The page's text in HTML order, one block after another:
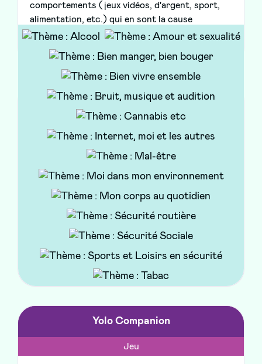
comportements (jeux vidéos, d'argent, sport,
alimentation, etc.) qui en sont la cause
Tu te poses des questions sur ta santé ?
Le Pass’Santé Jeunes y répond !
Brochure/Livre
Ce flyer t'explique comment le site du
Pass'Santé Jeunes peut répondre à tes
questions en matière de santé et les types
d'information que tu y trouveras
Yolo Companion
Jeu